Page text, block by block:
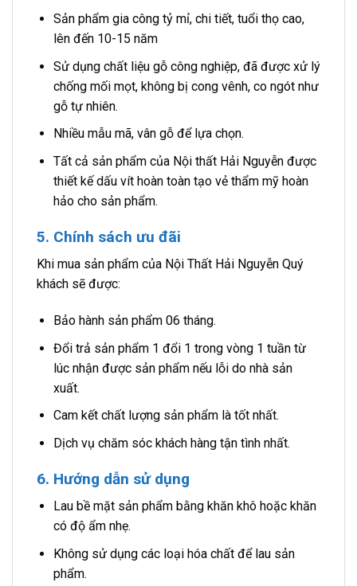
Sản phẩm gia công tỷ mỉ, chi tiết, tuổi thọ cao,
lên đến 10-15 năm
Sử dụng chất liệu gỗ công nghiệp, đã được xử lý
chống mối mọt, không bị cong vênh, co ngót như
gỗ tự nhiên.
Nhiều mẫu mã, vân gỗ để lựa chọn.
Tất cả sản phẩm của Nội thất Hải Nguyễn được
thiết kế dấu vít hoàn toàn tạo vẻ thẩm mỹ hoàn
hảo cho sản phẩm.
5. Chính sách ưu đãi
Khi mua sản phẩm của Nội Thất Hải Nguyễn Quý
khách sẽ được:
Bảo hành sản phẩm 06 tháng.
Đổi trả sản phẩm 1 đổi 1 trong vòng 1 tuần từ
lúc nhận được sản phẩm nếu lỗi do nhà sản
xuất.
Cam kết chất lượng sản phẩm là tốt nhất.
Dịch vụ chăm sóc khách hàng tận tình nhất.
6. Hướng dẫn sử dụng
Lau bề mặt sản phẩm bằng khăn khô hoặc khăn
có độ ẩm nhẹ.
Không sử dụng các loại hóa chất để lau sản
phẩm.